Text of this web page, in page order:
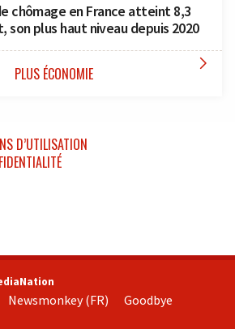
chômage en France atteint 8,3
son plus haut niveau depuis 2020
PLUS ÉCONOMIE 
D’UTILISATION
Newsmonkey (FR) Goodbye